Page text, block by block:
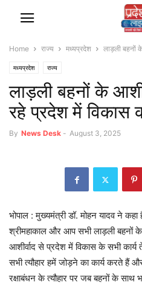
Home राज्‍य मध्यप्रदेश लाड़ली बहनों
मध्यप्रदेश राज्‍य
लाड़ली बहनों के
रहे प्रदेश में विकास
By News Desk - August 3, 2025
भोपाल : मुख्यमंत्री डॉ. मोहन यादव ने
श्रीमहाकाल और आप सभी लाड़ली बहनों
आशीर्वाद से प्रदेश में विकास के सभी
सभी त्यौहार हमें जोड़ने का कार्य करते हैं
रक्षाबंधन के त्यौहार पर जब बहनों के साथ